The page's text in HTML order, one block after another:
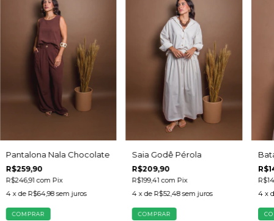
Pantalona Nala Chocolate
R$259,90
R$246,91com Pix
4 x de R$64,98 sem juros
COMPRAR
Saia Godê Pérola
R$209,90
R$199,41com Pix
4 x de R$52,48 sem juros
COMPRAR
4 x